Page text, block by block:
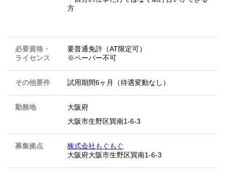
方
必要資格・
ライセンス
要普通免許（AT限定可）
※ペーパー不可
その他要件 試用期間6ヶ月（待遇変動なし）
勤務地
大阪府
大阪市生野区巽南1-6-3
募集拠点
株式会社もぐもぐ
大阪府大阪市生野区巽南1-6-3